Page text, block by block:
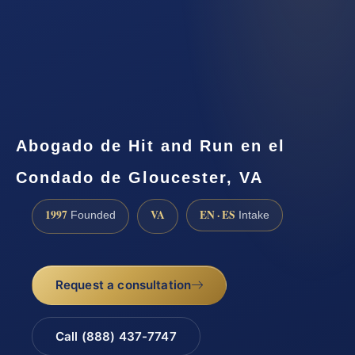
Abogado de Hit and Run en el
Condado de Gloucester, VA
1997 Founded VA EN · ES Intake
Request a consultation
Call (888) 437-7747